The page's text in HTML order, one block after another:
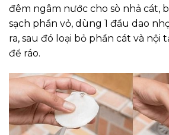
đêm ngâm nước cho sò nhả cát,
sạch phần vỏ, dùng 1 đầu dao
ra, sau đó loại bỏ phần cát và nội
để ráo.